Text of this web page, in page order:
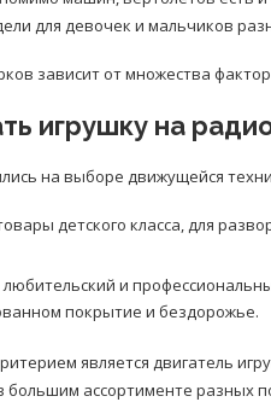
для девочек и мальчиков
зависит от множества
игрушку на
на выборе движущейся
детского класса, для
и
покрытие и бездорожье.
является двигатель
ассортименте разных